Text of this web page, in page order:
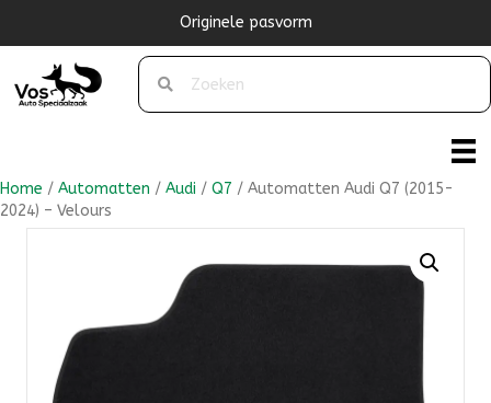
Originele pasvorm
Home / Automatten / Audi / Q7 / Automatten Audi Q7 (2015-
2024) – Velours